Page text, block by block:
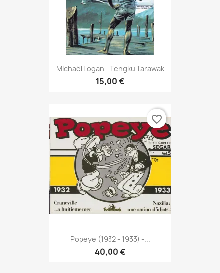
Michaël Logan - Tengku Tarawak
15,00 €
Popeye (1932 - 1933) -...
40,00 €
favorite_border